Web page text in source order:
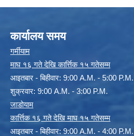
कार्यालय समय
गर्मीयाम
माघ १६ गते देखि कार्त्तिक १५ गतेसम्म
आइतबार - बिहीवार: 9:00 A.M. - 5:00 P.M.
शुक्रवार: 9:00 A.M. - 3:00 P.M.
जाडोयाम
कार्त्तिक १६ गते देखि माघ १५ गतेसम्म
आइतबार - बिहीवार: 9:00 A.M. - 4:00 P.M.